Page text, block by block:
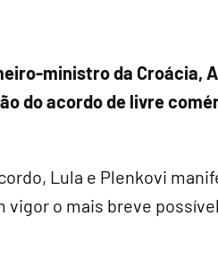
ministro da Croácia,
do acordo de livre
Lula e Plenkovi
vigor o mais breve